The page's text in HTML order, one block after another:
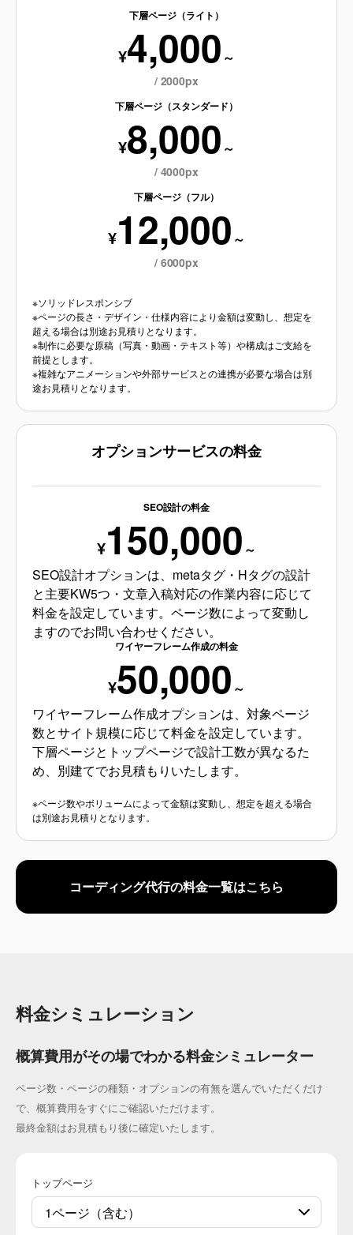
下層ページ（ライト）
¥4,000 ～
/ 2000px
下層ページ（スタンダード）
¥8,000 ～
/ 4000px
下層ページ（フル）
¥12,000 ～
/ 6000px
※ソリッドレスポンシブ
※ページの長さ・デザイン・仕様内容により金額は変動し、想定を
超える場合は別途お見積りとなります。
※制作に必要な原稿（写真・動画・テキスト等）や構成はご支給を
前提とします。
※複雑なアニメーションや外部サービスとの連携が必要な場合は別
途お見積りとなります。
オプションサービスの料金
SEO設計の料金
¥150,000 ～
SEO設計オプションは、metaタグ・Hタグの設計
と主要KW5つ・文章入稿対応の作業内容に応じて
料金を設定しています。ページ数によって変動し
ますのでお問い合わせください。
ワイヤーフレーム作成の料金
¥50,000 ～
ワイヤーフレーム作成オプションは、対象ページ
数とサイト規模に応じて料金を設定しています。
下層ページとトップページで設計工数が異なるた
め、別建てでお見積もりいたします。
※ページ数やボリュームによって金額は変動し、想定を超える場合
は別途お見積りとなります。
コーディング代行の料金一覧はこちら
料金シミュレーション
概算費用がその場でわかる料金シミュレーター
ページ数・ページの種類・オプションの有無を選んでいただくだけ
で、概算費用をすぐにご確認いただけます。
最終金額はお見積もり後に確定いたします。
トップページ